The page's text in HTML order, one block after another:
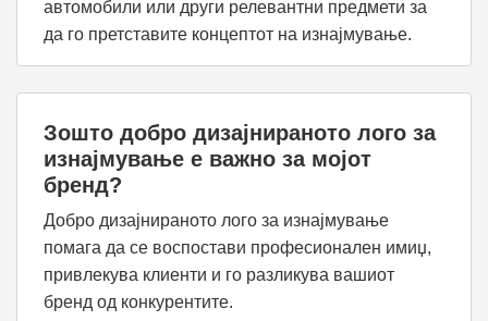
автомобили или други релевантни предмети за
да го претставите концептот на изнајмување.
Зошто добро дизајнираното лого за
изнајмување е важно за мојот
бренд?
Добро дизајнираното лого за изнајмување
помага да се воспостави професионален имиџ,
привлекува клиенти и го разликува вашиот
бренд од конкурентите.